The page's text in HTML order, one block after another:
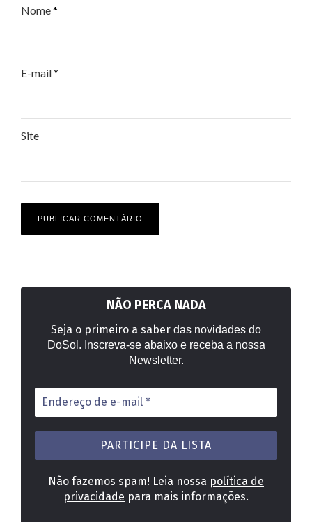
Nome*
E-mail*
Site
NÃO PERCA NADA
Seja o primeiro a saber das novidades do
DoSol. Inscreva-se abaixo e receba a nossa
Newsletter.
Endereço
de
e-
mail
Não fazemos spam! Leia nossa política de
privacidade para mais informações.